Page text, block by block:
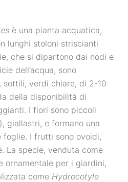
è una pianta acquatica,
lunghi stoloni striscianti
che si dipartono dai nodi e
dell’acqua, sono
verdi chiare, di 2-10
della disponibilità di
I fiori sono piccoli
giallastri, e formano una
I frutti sono ovoidi,
La specie, venduta come
ornamentale per i giardini,
come Hydrocotyle